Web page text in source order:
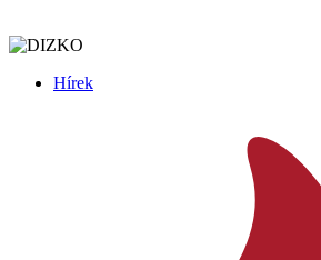
Hírek